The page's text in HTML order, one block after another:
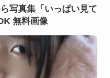
写真集「いっぱい見て
無料画像